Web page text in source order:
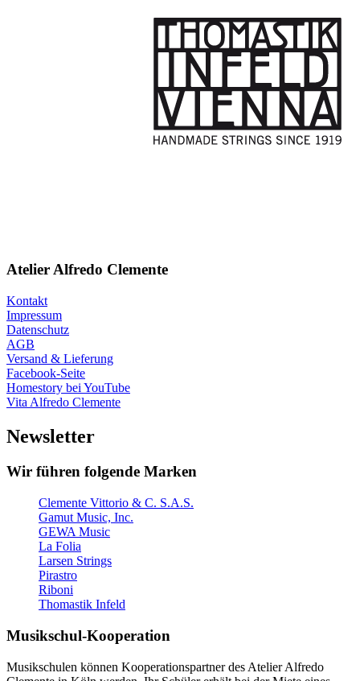
Atelier Alfredo Clemente
Kontakt
Impressum
Datenschutz
AGB
Versand & Lieferung
Facebook-Seite
Homestory bei YouTube
Vita Alfredo Clemente
Newsletter
Wir führen folgende Marken
Clemente Vittorio & C. S.A.S.
Gamut Music, Inc.
GEWA Music
La Folia
Larsen Strings
Pirastro
Riboni
Thomastik Infeld
Musikschul-Kooperation
Musikschulen können Kooperationspartner des Atelier Alfredo